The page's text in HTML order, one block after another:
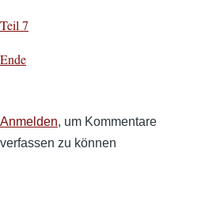
Teil 7
Ende
Anmelden, um Kommentare
verfassen zu können